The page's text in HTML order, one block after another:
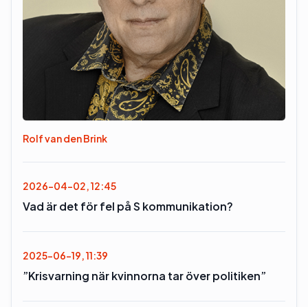
Rolf van den Brink
2026-04-02, 12:45
Vad är det för fel på S kommunikation?
2025-06-19, 11:39
”Krisvarning när kvinnorna tar över politiken”